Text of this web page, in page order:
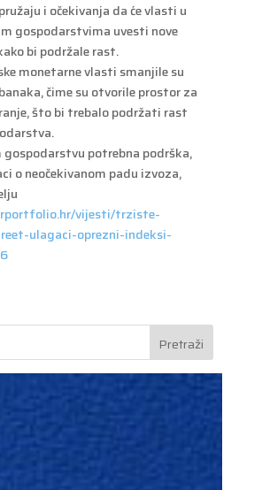
i očekivanja da će vlasti u
gospodarstvima uvesti nove
bi podržale rast.
monetarne vlasti smanjile su
čime su otvorile prostor za
što bi trebalo podržati rast
gospodarstvu potrebna podrška,
o neočekivanom padu izvoza,
vijesti/trziste-
ulagaci-oprezni-indeksi-